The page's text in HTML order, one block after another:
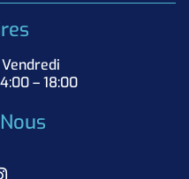
– 18:00